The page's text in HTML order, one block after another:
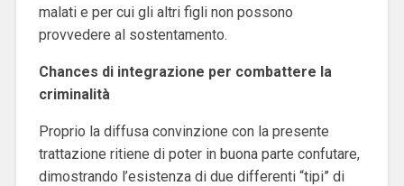
malati e per cui gli altri figli non possono
provvedere al sostentamento.
Chances di integrazione per combattere la
criminalità
Proprio la diffusa convinzione con la presente
trattazione ritiene di poter in buona parte confutare,
dimostrando l’esistenza di due differenti “tipi” di